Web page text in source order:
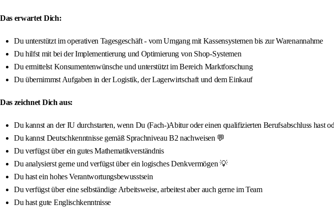
Das erwartet Dich:
Du unterstützt im operativen Tagesgeschäft - vom Umgang mit Kassensystemen bis zur Warenannahme
Du hilfst mit bei der Implementierung und Optimierung von Shop-Systemen
Du ermittelst Konsumentenwünsche und unterstützt im Bereich Marktforschung
Du übernimmst Aufgaben in der Logistik, der Lagerwirtschaft und dem Einkauf
Das zeichnet Dich aus:
Du kannst an der IU durchstarten, wenn Du (Fach-)Abitur oder einen qualifizierten Berufsabschluss hast
Du kannst Deutschkenntnisse gemäß Sprachniveau B2 nachweisen 💬
Du verfügst über ein gutes Mathematikverständnis
Du analysierst gerne und verfügst über ein logisches Denkvermögen 💡
Du hast ein hohes Verantwortungsbewusstsein
Du verfügst über eine selbständige Arbeitsweise, arbeitest aber auch gerne im Team
Du hast gute Englischkenntnisse